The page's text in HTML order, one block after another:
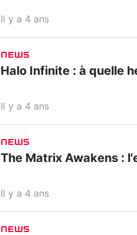
Il y a 4 ans
NEWS
Halo Infinite : à quelle
Il y a 4 ans
NEWS
The Matrix Awakens :
Il y a 4 ans
NEWS